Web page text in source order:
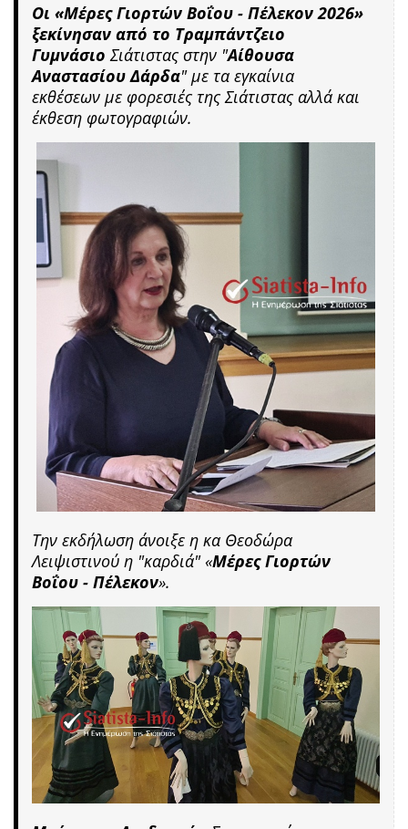
Οι «Μέρες Γιορτών Βοΐου - Πέλεκον 2026»
ξεκίνησαν από το Τραμπάντζειο
Γυμνάσιο Σιάτιστας στην "Αίθουσα
Αναστασίου Δάρδα" με τα εγκαίνια
εκθέσεων με φορεσιές της Σιάτιστας αλλά και
έκθεση φωτογραφιών.
Την εκδήλωση άνοιξε η κα Θεοδώρα
Λειψιστινού η "καρδιά" «Μέρες Γιορτών
Βοΐου - Πέλεκον».